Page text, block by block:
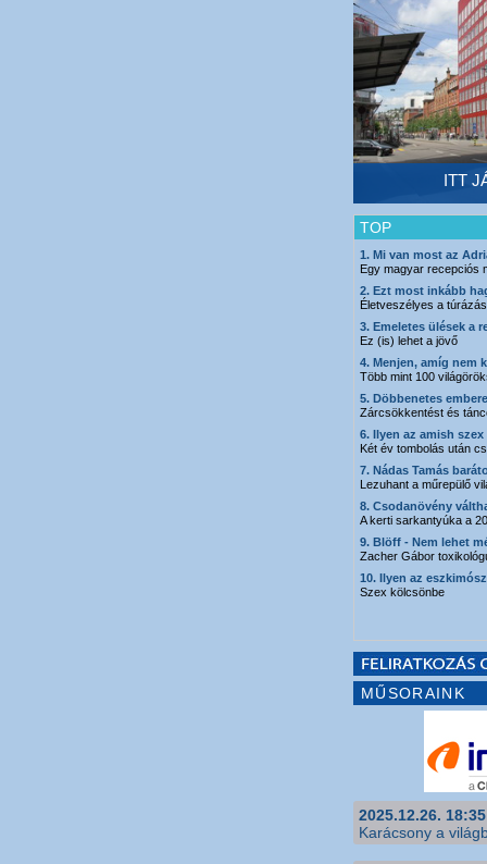
ITT
TOP
1. Mi van most az
Egy magyar recepciós
2. Ezt most inkább
Életveszélyes a túrázás
3. Emeletes ülések a
Ez (is) lehet a jövő
4. Menjen, amíg nem
Több mint 100
5. Döbbenetes
Zárcsökkentést és
6. Ilyen az amish szex
Két év tombolás után
7. Nádas Tamás
Lezuhant a műrepülő
8. Csodanövény
A kerti sarkantyúka a
9. Blöff - Nem lehet
Zacher Gábor
10. Ilyen az
Szex kölcsönbe
MŰSORAINK
2025.12.26.
Karácsony a